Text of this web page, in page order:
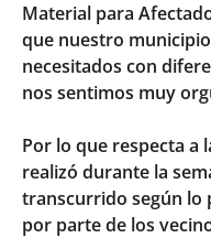
Material para
que nuestro
necesitados con
nos sentimos muy
Por lo que respecta a
realizó durante la
transcurrido según lo
por parte de los